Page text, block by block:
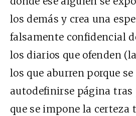
los demás y crea una
falsamente confidencial
los diarios que ofenden
los que aburren porque
autodefinirse página tras
que se impone la certeza